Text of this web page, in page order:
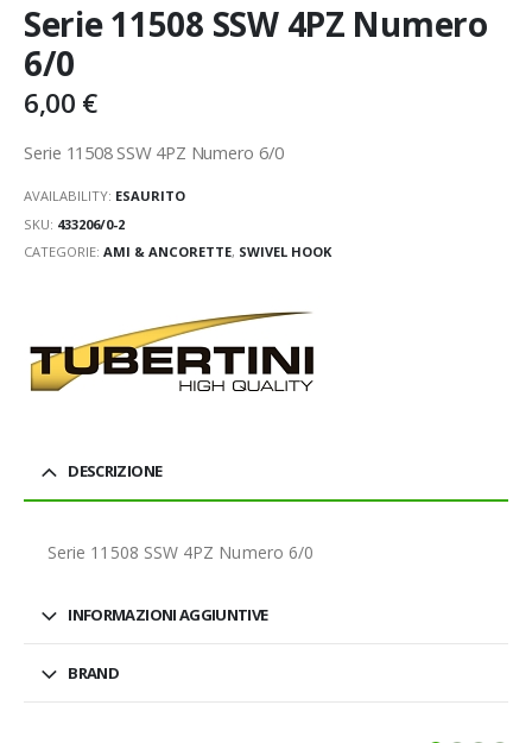
Serie 11508 SSW 4PZ Numero
6/0
6,00 €
Serie 11508 SSW 4PZ Numero 6/0
AVAILABILITY: ESAURITO
SKU: 433206/0-2
CATEGORIE: AMI & ANCORETTE, SWIVEL HOOK
DESCRIZIONE
Serie 11508 SSW 4PZ Numero 6/0
INFORMAZIONI AGGIUNTIVE
BRAND